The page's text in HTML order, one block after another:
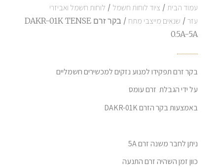
עמוד הבית / ציוד לוחות חשמל / לוחות חשמל ואביזרי
עזר/ שנאים מייצבי מתח
/ בקר זרם DAKR-01K TENSE
0.5A-5A
בקר זרם תפקידו למנוע נזקים למכשירים חשמליים
על ידי הגבלת זרם עומס
באמצעות בקר הזרם DAKR-01K
ניתן לחבר משנה זרם 5A
כוון זמן השהיה זרם התנעה